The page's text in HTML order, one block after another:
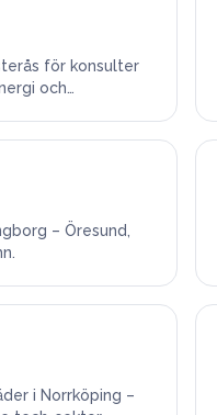
för konsulter
och
– Öresund,
i Norrköping –